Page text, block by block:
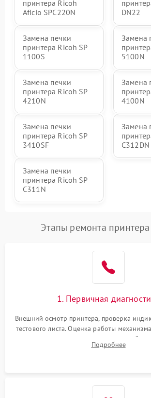
принтера Ricoh
Aficio SPC220N
DN22
Замена печки
принтера Ricoh SP
1100S
Замена
5100N
Замена печки
принтера Ricoh SP
4210N
Замена
4100N
Замена печки
принтера Ricoh SP
3410SF
Замена
C312DN
Замена печки
принтера Ricoh SP
C311N
Этапы ремонта
1. Первичная
Внешний осмотр принтера, проверка
тестового листа. Оценка работы
выявление посторонних шумов, замятий и
дефектов печати (полосы, фон,
Подробнее